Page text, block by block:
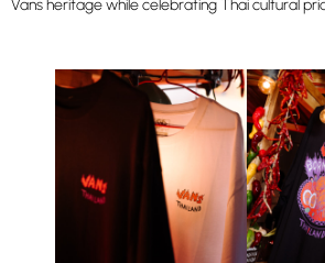
Vans heritage while celebrating Thai cultural